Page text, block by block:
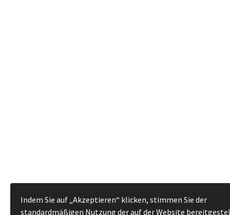
Indem Sie auf „Akzeptieren“ klicken, stimmen Sie der
standardmäßigen Nutzung der auf der Website